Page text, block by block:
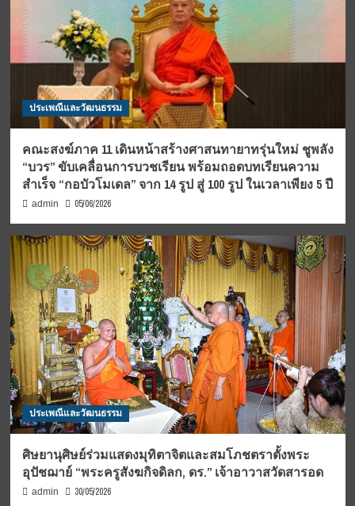
ประเพณีและวัฒนธรรม
คณะสงฆ์ภาค 11 เดินหน้าสร้างศาสนทายาทรุ่นใหม่ ชูพลัง
“บวร” ขับเคลื่อนการบวชเรียน พร้อมถอดบทเรียนความ
สำเร็จ “กอบัวโมเดล” จาก 14 รูป สู่ 100 รูป ในเวลาเพียง 5 ปี
admin 05/06/2026
ประเพณีและวัฒนธรรม
ศิษยานุศิษย์ร่วมแสดงมุทิตาจิตและสมโภชตราตั้งพระ
อุปัชฌาย์ “พระครูสังฆกิจดิลก, ดร.” เจ้าอาวาสวัดสารอด
admin 30/05/2026